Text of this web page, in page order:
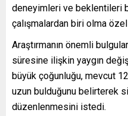
deneyimleri ve beklentileri
çalışmalardan biri olma
Araştırmanın önemli
süresine ilişkin yaygın
büyük çoğunluğu, mevcut
uzun bulduğunu belirterek
düzenlenmesini istedi.